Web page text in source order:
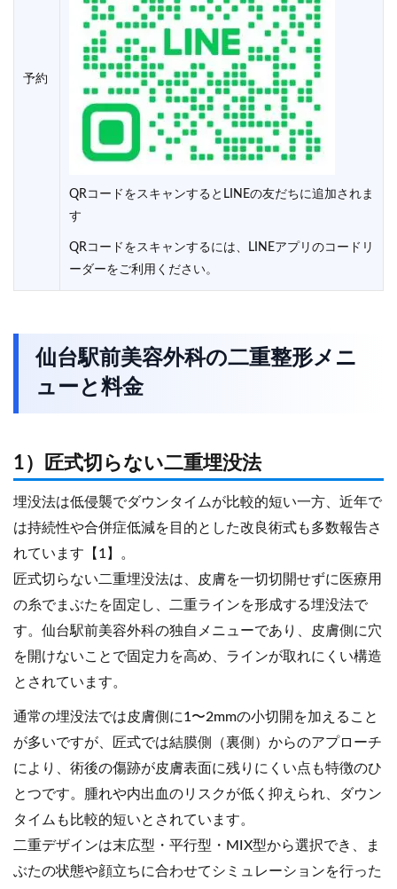
予約
QRコードをスキャンするとLINEの友だちに追加されま
す
QRコードをスキャンするには、LINEアプリのコードリ
ーダーをご利用ください。
仙台駅前美容外科の二重整形メニ
ューと料金
1）匠式切らない二重埋没法
埋没法は低侵襲でダウンタイムが比較的短い一方、近年で
は持続性や合併症低減を目的とした改良術式も多数報告さ
れています【1】。
匠式切らない二重埋没法は、皮膚を一切切開せずに医療用
の糸でまぶたを固定し、二重ラインを形成する埋没法で
す。仙台駅前美容外科の独自メニューであり、皮膚側に穴
を開けないことで固定力を高め、ラインが取れにくい構造
とされています。
通常の埋没法では皮膚側に1〜2mmの小切開を加えること
が多いですが、匠式では結膜側（裏側）からのアプローチ
により、術後の傷跡が皮膚表面に残りにくい点も特徴のひ
とつです。腫れや内出血のリスクが低く抑えられ、ダウン
タイムも比較的短いとされています。
二重デザインは末広型・平行型・MIX型から選択でき、ま
ぶたの状態や顔立ちに合わせてシミュレーションを行った